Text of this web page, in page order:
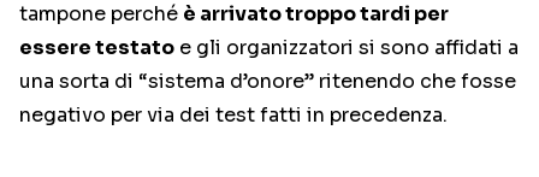
tampone perché è arrivato troppo tardi per
essere testato e gli organizzatori si sono affidati a
una sorta di “sistema d’onore” ritenendo che fosse
negativo per via dei test fatti in precedenza.